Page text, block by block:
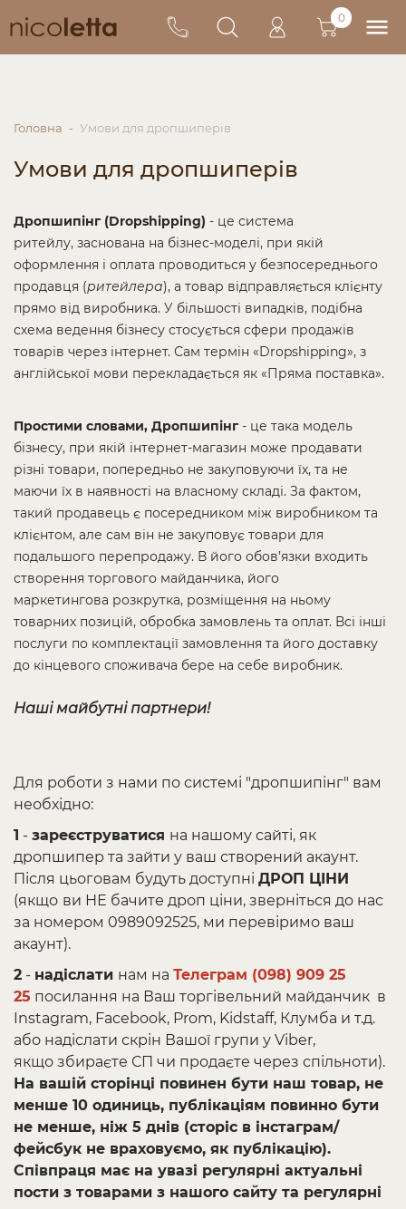
0
Головна Умови для дропшиперів
Умови для дропшиперів
Дропшипінг (Dropshipping) - це система
ритейлу, заснована на бізнес-моделі, при якій
оформлення і оплата проводиться у безпосереднього
продавця (ритейлера), а товар відправляється клієнту
прямо від виробника. У більшості випадків, подібна
схема ведення бізнесу стосується сфери продажів
товарів через інтернет. Сам термін «Dropshipping», з
англійської мови перекладається як «Пряма поставка».
Простими словами, Дропшипінг - це така модель
бізнесу, при якій інтернет-магазин може продавати
різні товари, попередньо не закуповуючи їх, та не
маючи їх в наявності на власному складі. За фактом,
такий продавець є посередником між виробником та
клієнтом, але сам він не закуповує товари для
подальшого перепродажу. В його обов’язки входить
створення торгового майданчика, його
маркетингова розкрутка, розміщення на ньому
товарних позицій, обробка замовлень та оплат. Всі інші
послуги по комплектації замовлення та його доставку
до кінцевого споживача бере на себе виробник.
Наші майбутні партнери!
Для роботи з нами по системі "дропшипінг" вам
необхідно:
1 - зареєструватися на нашому сайті, як
дропшипер та зайти у ваш створений акаунт.
Після цьоговам будуть доступні ДРОП ЦІНИ
(якщо ви НЕ бачите дроп ціни, зверніться до нас
за номером 0989092525, ми перевіримо ваш
акаунт).
2 - надіслати нам на Телеграм (098) 909 25
25 посилання на Ваш торгівельний майданчик в
Instagram, Facebook, Prom, Kidstaff, Клумба и т.д.
або надіслати скрін Вашої групи у Viber,
якщо збираєте СП чи продаєте через спільноти).
На вашій сторінці повинен бути наш товар, не
менше 10 одиниць, публікаціям повинно бути
не менше, ніж 5 днів (сторіс в інстаграм/
фейсбук не враховуємо, як публікацію).
Співпраця має на увазі регулярні актуальні
пости з товарами з нашого сайту та регулярні